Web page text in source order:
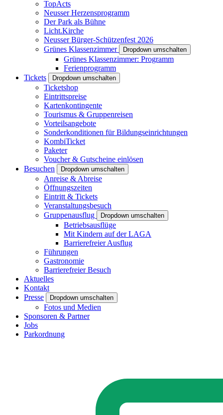
TopActs
Neusser Herzensprogramm
Der Park als Bühne
Licht.Kirche
Neusser Bürger-Schützenfest 2026
Grünes Klassenzimmer
Dropdown umschalten
Grünes Klassenzimmer: Programm
Ferienprogramm
Tickets
Dropdown umschalten
Ticketshop
Eintrittspreise
Kartenkontingente
Tourismus & Gruppenreisen
Vorteilsangebote
Sonderkonditionen für Bildungseinrichtungen
KombiTicket
Paketer
Voucher & Gutscheine einlösen
Besuchen
Dropdown umschalten
Anreise & Abreise
Öffnungszeiten
Eintritt & Tickets
Veranstaltungsbesuch
Gruppenausflug
Dropdown umschalten
Betriebsausflüge
Mit Kindern auf der LAGA
Barrierefreier Ausflug
Führungen
Gastronomie
Barrierefreier Besuch
Aktuelles
Kontakt
Presse
Dropdown umschalten
Fotos und Medien
Sponsoren & Partner
Jobs
Parkordnung